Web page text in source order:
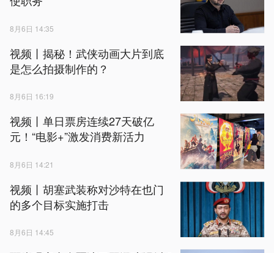
8月6日 14:35
视频丨揭秘！武侠动画大片到底
是怎么拍摄制作的？
8月6日 16:19
视频丨单日票房连续‌27天‌破亿
元！“电影+”激发消费新活力
8月6日 14:21
视频丨胡塞武装称对沙特在也门
的多个目标实施打击
8月6日 14:45